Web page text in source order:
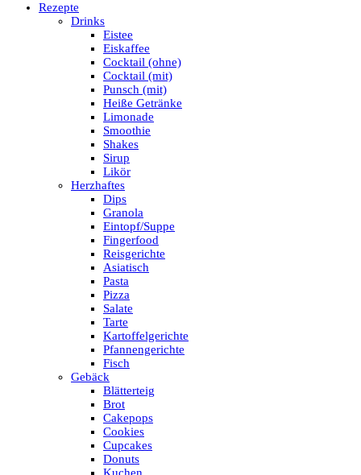
Rezepte
Drinks
Eistee
Eiskaffee
Cocktail (ohne)
Cocktail (mit)
Punsch (mit)
Heiße Getränke
Limonade
Smoothie
Shakes
Sirup
Likör
Herzhaftes
Dips
Granola
Eintopf/Suppe
Fingerfood
Reisgerichte
Asiatisch
Pasta
Pizza
Salate
Tarte
Kartoffelgerichte
Pfannengerichte
Fisch
Gebäck
Blätterteig
Brot
Cakepops
Cookies
Cupcakes
Donuts